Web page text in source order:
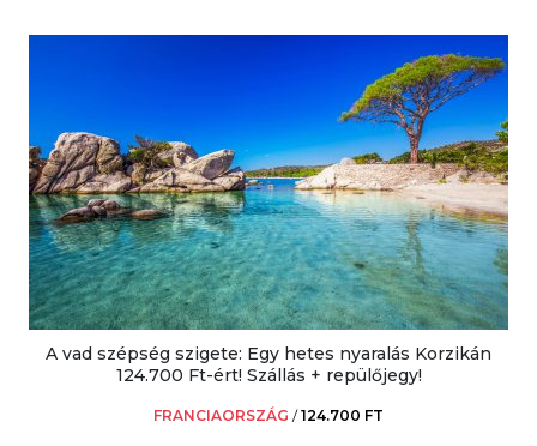
A vad szépség szigete: Egy hetes nyaralás Korzikán
124.700 Ft-ért! Szállás + repülőjegy!
FRANCIAORSZÁG /124.700 FT